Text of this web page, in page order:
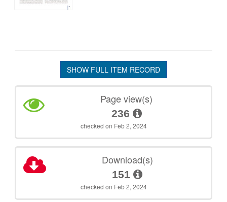
SHOW FULL ITEM RECORD
Page view(s)
236
checked on Feb 2, 2024
Download(s)
151
checked on Feb 2, 2024